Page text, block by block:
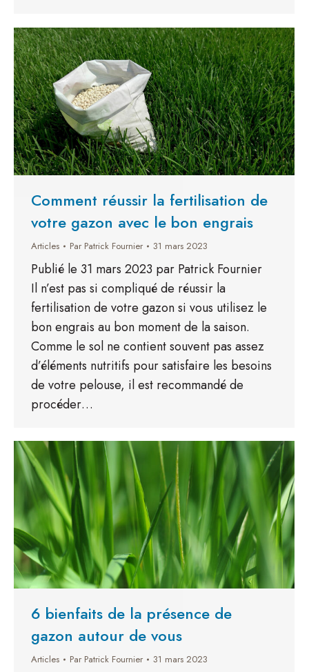
Comment réussir la fertilisation de
votre gazon avec le bon engrais
Articles Par Patrick Fournier 31 mars 2023
Publié le 31 mars 2023 par Patrick Fournier
Il n’est pas si compliqué de réussir la
fertilisation de votre gazon si vous utilisez le
bon engrais au bon moment de la saison.
Comme le sol ne contient souvent pas assez
d’éléments nutritifs pour satisfaire les besoins
de votre pelouse, il est recommandé de
procéder…
6 bienfaits de la présence de
gazon autour de vous
Articles Par Patrick Fournier 31 mars 2023